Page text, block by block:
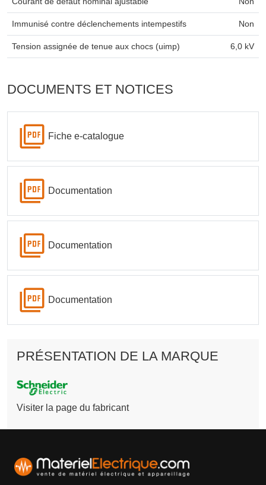
Immunisé contre déclenchements intempestifs Non
Tension assignée de tenue aux chocs (uimp) 6,0 kV
DOCUMENTS ET NOTICES
Fiche e-catalogue
Documentation
Documentation
Documentation
PRÉSENTATION DE LA MARQUE
Visiter la page du fabricant